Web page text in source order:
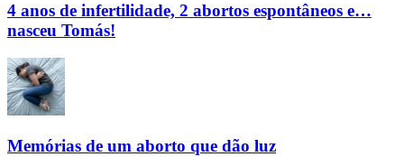
4 anos de infertilidade, 2 abortos espontâneos e…
nasceu Tomás!
Memórias de um aborto que dão luz